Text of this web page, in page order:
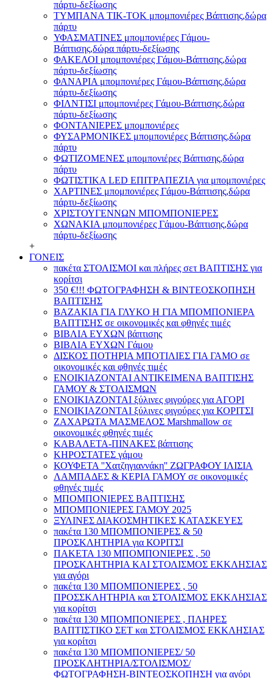
πάρτυ-δεξίωσης
ΤΥΜΠΑΝΑ ΤΙΚ-ΤΟΚ μπομπονιέρες Βάπτισης,δώρα
πάρτυ
ΥΦΑΣΜΑΤΙΝΕΣ μπομπονιέρες Γάμου-
Βάπτισης,δώρα πάρτυ-δεξίωσης
ΦΑΚΕΛΟΙ μπομπονιέρες Γάμου-Βάπτισης,δώρα
πάρτυ-δεξίωσης
ΦΑΝΑΡΙΑ μπομπονιέρες Γάμου-Βάπτισης,δώρα
πάρτυ-δεξίωσης
ΦΙΛΝΤΙΣΙ μπομπονιέρες Γάμου-Βάπτισης,δώρα
πάρτυ-δεξίωσης
ΦΟΝΤΑΝΙΕΡΕΣ μπομπονιέρες
ΦΥΣΑΡΜΟΝΙΚΕΣ μπομπονιέρες Βάπτισης,δώρα
πάρτυ
ΦΩΤΙΖΟΜΕΝΕΣ μπομπονιέρες Βάπτισης,δώρα
πάρτυ
ΦΩΤΙΣΤΙΚΑ LED ΕΠΙΤΡΑΠΕΖΙΑ για μπομπονιέρες
ΧΑΡΤΙΝΕΣ μπομπονιέρες Γάμου-Βάπτισης,δώρα
πάρτυ-δεξίωσης
ΧΡΙΣΤΟΥΓΕΝΝΩΝ ΜΠΟΜΠΟΝΙΕΡΕΣ
ΧΩΝΑΚΙΑ μπομπονιέρες Γάμου-Βάπτισης,δώρα
πάρτυ-δεξίωσης
+
ΓΟΝΕΙΣ
πακέτα ΣΤΟΛΙΣΜΟΙ και πλήρες σετ ΒΑΠΤΙΣΗΣ για
κορίτσι
350 €!!! ΦΩΤΟΓΡΑΦΗΣΗ & ΒΙΝΤΕΟΣΚΟΠΗΣΗ
ΒΑΠΤΙΣΗΣ
ΒΑΖΑΚΙΑ ΓΙΑ ΓΛΥΚΟ Η ΓΙΑ ΜΠΟΜΠΟΝΙΕΡΑ
ΒΑΠΤΙΣΗΣ σε οικονομικές και φθηνές τιμές
ΒΙΒΛΙΑ ΕΥΧΩΝ βάπτισης
ΒΙΒΛΙΑ ΕΥΧΩΝ Γάμου
ΔΙΣΚΟΣ ΠΟΤΗΡΙΑ ΜΠΟΤΙΛΙΕΣ ΓΙΑ ΓΑΜΟ σε
οικονομικές και φθηνές τιμές
ΕΝΟΙΚΙΑΖΟΝΤΑΙ ΑΝΤΙΚΕΙΜΕΝΑ ΒΑΠΤΙΣΗΣ
ΓΑΜΟΥ & ΣΤΟΛΙΣΜΩΝ
ΕΝΟΙΚΙΑΖΟΝΤΑΙ ξύλινες φιγούρες για ΑΓΟΡΙ
ΕΝΟΙΚΙΑΖΟΝΤΑΙ ξύλινες φιγούρες για ΚΟΡΙΤΣΙ
ΖΑΧΑΡΩΤΑ ΜΑΣΜΕΛΟΣ Marshmallow σε
οικονομικές φθηνές τιμές
ΚΑΒΑΛΕΤΑ-ΠΙΝΑΚΕΣ βάπτισης
ΚΗΡΟΣΤΑΤΕΣ γάμου
ΚΟΥΦΕΤΑ ''Χατζηγιαννάκη'' ΖΩΓΡΑΦΟΥ ΙΛΙΣΙΑ
ΛΑΜΠΑΔΕΣ & ΚΕΡΙΑ ΓΑΜΟΥ σε οικονομικές
φθηνές τιμές
ΜΠΟΜΠΟΝΙΕΡΕΣ ΒΑΠΤΙΣΗΣ
ΜΠΟΜΠΟΝΙΕΡΕΣ ΓΑΜΟΥ 2025
ΞΥΛΙΝΕΣ ΔΙΑΚΟΣΜΗΤΙΚΕΣ ΚΑΤΑΣΚΕΥΕΣ
πακέτα 130 ΜΠΟΜΠΟΝΙΕΡΕΣ & 50
ΠΡΟΣΚΛΗΤΗΡΙΑ για ΚΟΡΙΤΣΙ
ΠΑΚΕΤΑ 130 ΜΠΟΜΠΟΝΙΕΡΕΣ , 50
ΠΡΟΣΚΛΗΤΗΡΙΑ ΚΑΙ ΣΤΟΛΙΣΜΟΣ ΕΚΚΛΗΣΙΑΣ
για αγόρι
πακέτα 130 ΜΠΟΜΠΟΝΙΕΡΕΣ , 50
ΠΡΟΣΣΚΛΗΤΗΡΙΑ και ΣΤΟΛΙΣΜΟΣ ΕΚΚΛΗΣΙΑΣ
για κορίτσι
πακέτα 130 ΜΠΟΜΠΟΝΙΕΡΕΣ , ΠΛΗΡΕΣ
ΒΑΠΤΙΣΤΙΚΟ ΣΕΤ και ΣΤΟΛΙΣΜΟΣ ΕΚΚΛΗΣΙΑΣ
για κορίτσι
πακέτα 130 ΜΠΟΜΠΟΝΙΕΡΕΣ/ 50
ΠΡΟΣΚΛΗΤΗΡΙΑ/ΣΤΟΛΙΣΜΟΣ/
ΦΩΤΟΓΡΑΦΗΣΗ-ΒΙΝΤΕΟΣΚΟΠΗΣΗ για αγόρι